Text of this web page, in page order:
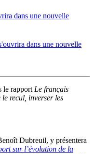
dans une nouvelle
dans une nouvelle
le rapportLe français
recul, inverser les
Dubreuil, y présentera
sur l’évolution de la